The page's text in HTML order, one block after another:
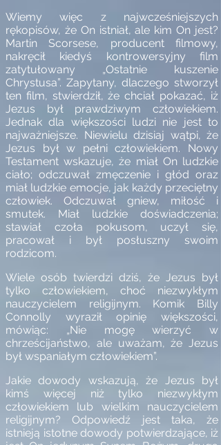
Wiemy więc z najwcześniejszych
rękopisów, że On istniał, ale kim On jest?
Martin Scorsese, producent filmowy,
nakręcił kiedyś kontrowersyjny film
zatytułowany „Ostatnie kuszenie
Chrystusa”. Zapytany, dlaczego stworzył
ten film, stwierdził, że chciał pokazać, iż
Jezus był prawdziwym człowiekiem.
Jednak dla większości ludzi nie jest to
najważniejsze. Niewielu dzisiaj wątpi, że
Jezus był w pełni człowiekiem. Nowy
Testament wskazuje, że miał On ludzkie
ciało; odczuwał zmęczenie i głód oraz
miał ludzkie emocje, jak każdy przeciętny
człowiek. Odczuwał gniew, miłość i
smutek. Miał ludzkie doświadczenia;
stawiał czoła pokusom, uczył się,
pracował i był posłuszny swoim
rodzicom.
Wiele osób twierdzi dziś, że Jezus był
tylko człowiekiem, choć niezwykłym
nauczycielem religijnym. Komik Billy
Connolly wyraził opinię większości,
mówiąc: „Nie mogę wierzyć w
chrześcijaństwo, ale uważam, że Jezus
był wspaniałym człowiekiem”.
Jakie dowody wskazują, że Jezus był
kimś więcej niż tylko niezwykłym
człowiekiem lub wielkim nauczycielem
religijnym? Odpowiedź jest taka, że
istnieją istotne dowody potwierdzające, iż